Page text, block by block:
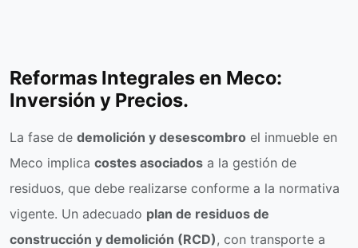
Reformas Integrales en Meco:
Inversión y Precios.
La fase de demolición y desescombro el inmueble en
Meco implica costes asociados a la gestión de
residuos, que debe realizarse conforme a la normativa
vigente. Un adecuado plan de residuos de
construcción y demolición (RCD), con transporte a